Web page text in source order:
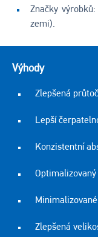
Značky
zemi).
Výhody
Zlepšená
Lepší
Konzistentní
Zlepšená